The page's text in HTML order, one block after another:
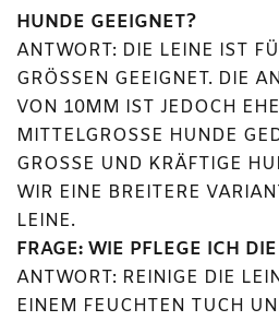
UNDE GEEIGNET?
ANTWORT: DIE LEINE IST
GRÖSSEN GEEIGNET. DIE
ON 10MM IST JEDOCH
ITTELGROSSE HUNDE
OSSE UND KRÄFTIGE
EINE BREITERE VARIANTE
NE.
FRAGE: WIE PFLEGE ICH
ANTWORT: REINIGE DIE
EINEM FEUCHTEN TUCH